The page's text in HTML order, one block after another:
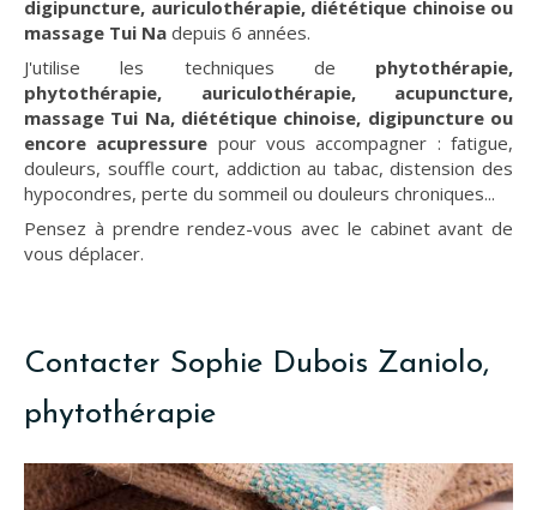
digipuncture, auriculothérapie, diététique chinoise ou
massage Tui Na depuis 6 années.
J'utilise les techniques de phytothérapie,
phytothérapie, auriculothérapie, acupuncture,
massage Tui Na, diététique chinoise, digipuncture ou
encore acupressure pour vous accompagner : fatigue,
douleurs, souffle court, addiction au tabac, distension des
hypocondres, perte du sommeil ou douleurs chroniques...
Pensez à prendre rendez-vous avec le cabinet avant de
vous déplacer.
Contacter Sophie Dubois Zaniolo,
phytothérapie